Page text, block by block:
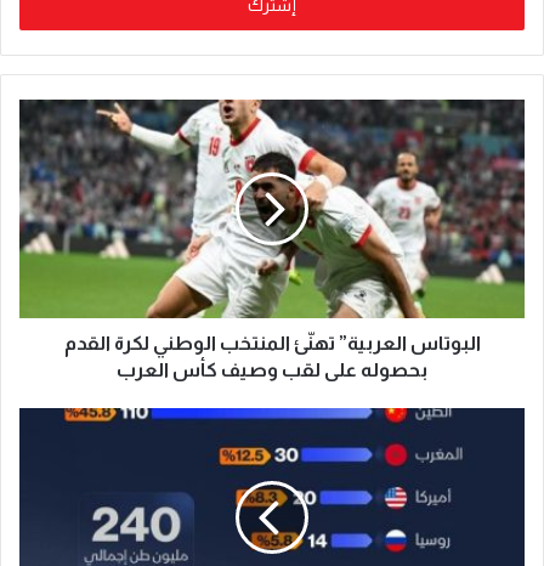
البوتاس العربية” تهنّئ المنتخب الوطني لكرة القدم
بحصوله على لقب وصيف كأس العرب